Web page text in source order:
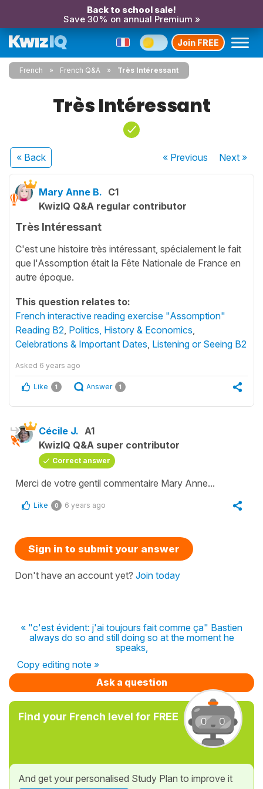
Back to school sale!
Save 30% on annual Premium »
Join FREE
French French Q&A Très Intéressant
Très Intéressant
« Back « Previous Next»
Mary Anne B. C1
KwizIQ Q&A regular contributor
Très Intéressant
C'est une histoire très intéressant, spécialement le fait
que l'Assomption était la Fête Nationale de France en
autre époque.
This question relates to:
French interactive reading exercise "Assomption"
Reading B2 Politics, History & Economics
Celebrations & Important Dates Listening or Seeing B2
Asked 6 years ago
Like 1 Answer 1
Cécile J. A1
KwizIQ Q&A super contributor
Correct answer
Merci de votre gentil commentaire Mary Anne...
Like 0 6 years ago
Sign in to submit your answer
Don't have an account yet? Join today
« "c'est évident: j'ai toujours fait comme ça" Bastien
always do so and still doing so at the moment he
speaks,
Copy editing note »
Ask a question
Find your French level for FREE
And get your personalised Study Plan to improve it